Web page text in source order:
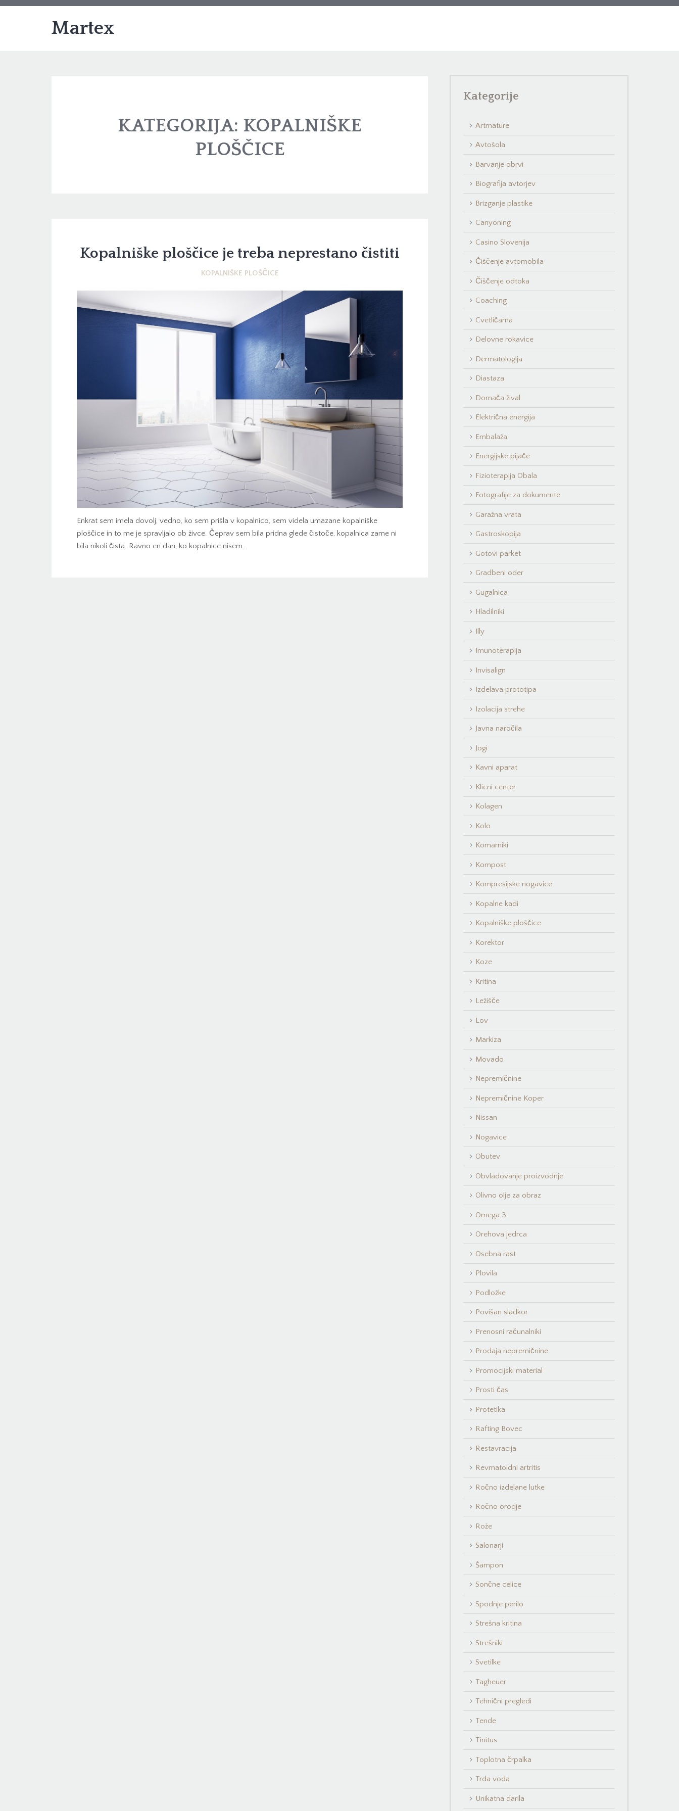
Martex
KATEGORIJA: KOPALNIŠKE
PLOŠČICE
Kopalniške ploščice je treba neprestano čistiti
KOPALNIŠKE PLOŠČICE
Enkrat sem imela dovolj, vedno, ko sem prišla v kopalnico, sem videla umazane kopalniške
ploščice in to me je spravljalo ob živce. Čeprav sem bila pridna glede čistoče, kopalnica zame ni
bila nikoli čista. Ravno en dan, ko kopalnice nisem…
Kategorije
Artmature
Avtošola
Barvanje obrvi
Biografija avtorjev
Brizganje plastike
Canyoning
Casino Slovenija
Čiščenje avtomobila
Čiščenje odtoka
Coaching
Cvetličarna
Delovne rokavice
Dermatologija
Diastaza
Domača žival
Električna energija
Embalaža
Energijske pijače
Fizioterapija Obala
Fotografije za dokumente
Garažna vrata
Gastroskopija
Gotovi parket
Gradbeni oder
Gugalnica
Hladilniki
Illy
Imunoterapija
Invisalign
Izdelava prototipa
Izolacija strehe
Javna naročila
Jogi
Kavni aparat
Klicni center
Kolagen
Kolo
Komarniki
Kompost
Kompresijske nogavice
Kopalne kadi
Kopalniške ploščice
Korektor
Koze
Kritina
Ležišče
Lov
Markiza
Movado
Nepremičnine
Nepremičnine Koper
Nissan
Nogavice
Obutev
Obvladovanje proizvodnje
Olivno olje za obraz
Omega 3
Orehova jedrca
Osebna rast
Plovila
Podložke
Povišan sladkor
Prenosni računalniki
Prodaja nepremičnine
Promocijski material
Prosti čas
Protetika
Rafting Bovec
Restavracija
Revmatoidni artritis
Ročno izdelane lutke
Ročno orodje
Rože
Salonarji
Šampon
Sončne celice
Spodnje perilo
Strešna kritina
Strešniki
Svetilke
Tagheuer
Tehnični pregledi
Tende
Tinitus
Toplotna črpalka
Trda voda
Unikatna darila